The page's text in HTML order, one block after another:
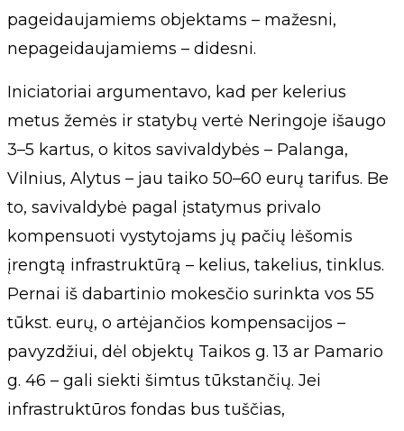
pageidaujamiems objektams – mažesni,
nepageidaujamiems – didesni.
Iniciatoriai argumentavo, kad per kelerius
metus žemės ir statybų vertė Neringoje išaugo
3–5 kartus, o kitos savivaldybės – Palanga,
Vilnius, Alytus – jau taiko 50–60 eurų tarifus. Be
to, savivaldybė pagal įstatymus privalo
kompensuoti vystytojams jų pačių lėšomis
įrengtą infrastruktūrą – kelius, takelius, tinklus.
Pernai iš dabartinio mokesčio surinkta vos 55
tūkst. eurų, o artėjančios kompensacijos –
pavyzdžiui, dėl objektų Taikos g. 13 ar Pamario
g. 46 – gali siekti šimtus tūkstančių. Jei
infrastruktūros fondas bus tuščias,